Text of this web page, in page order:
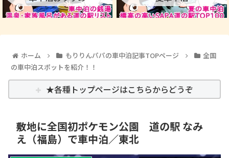
ホーム もりりんパパの車中泊記事TOPページ
全国
の車中泊スポットを紹介！！
★各種トップページはこちらからどうぞ
敷地に全国初ポケモン公園 道の駅 なみ
え（福島）で車中泊／東北